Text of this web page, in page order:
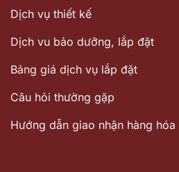
Dịch vụ thiết kế
Dịch vu bảo dưỡng, lắp đặt
Bảng giá dịch vụ lắp đặt
Câu hỏi thường gặp
Hướng dẫn giao nhận hàng hóa